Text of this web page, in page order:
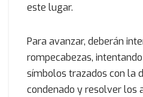
este lugar.
Para avanzar, deberán
rompecabezas,
símbolos trazados con la
condenado y resolver los